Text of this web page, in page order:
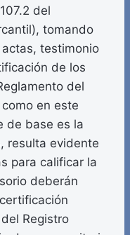
del
tomando
testimonio
de los
del
en este
de base es la
resulta evidente
para calificar la
deberán
Registro